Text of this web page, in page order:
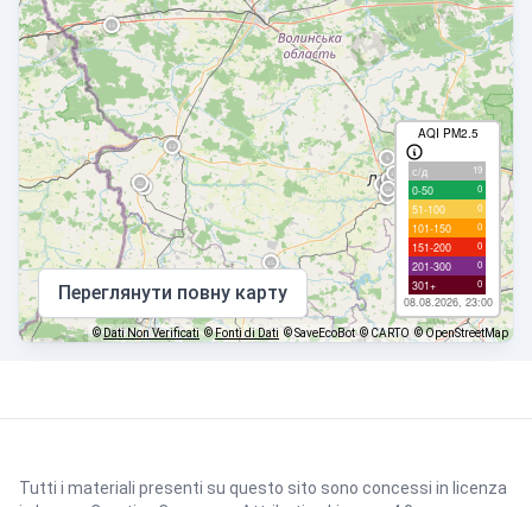
AQI PM2.5
с/д 19
0-50 0
51-100 0
101-150 0
151-200 0
201-300 0
301+ 0
08.08.2026, 23:00
Переглянути повну карту
©Dati Non Verificati ©Fonti di Dati © SaveEcoBot © CARTO © OpenStreetMap
Tutti i materiali presenti su questo sito sono concessi in licenza